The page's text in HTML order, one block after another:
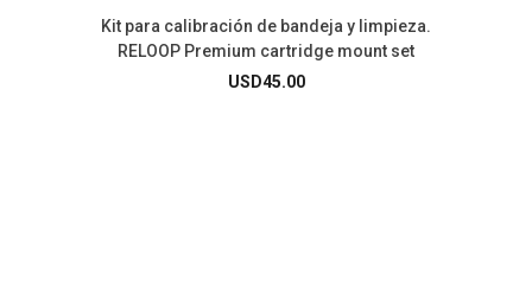
Kit para calibración de bandeja y limpieza.
RELOOP Premium cartridge mount set
USD45.00